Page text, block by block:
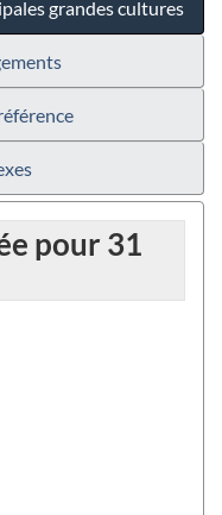
grandes cultures
pour 31